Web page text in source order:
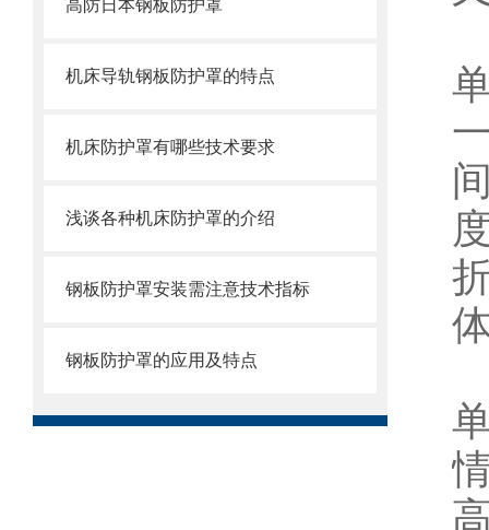
高防日本钢板防护罩
机床导轨钢板防护罩的特点
机床防护罩有哪些技术要求
浅谈各种机床防护罩的介绍
钢板防护罩安装需注意技术指标
钢板防护罩的应用及特点